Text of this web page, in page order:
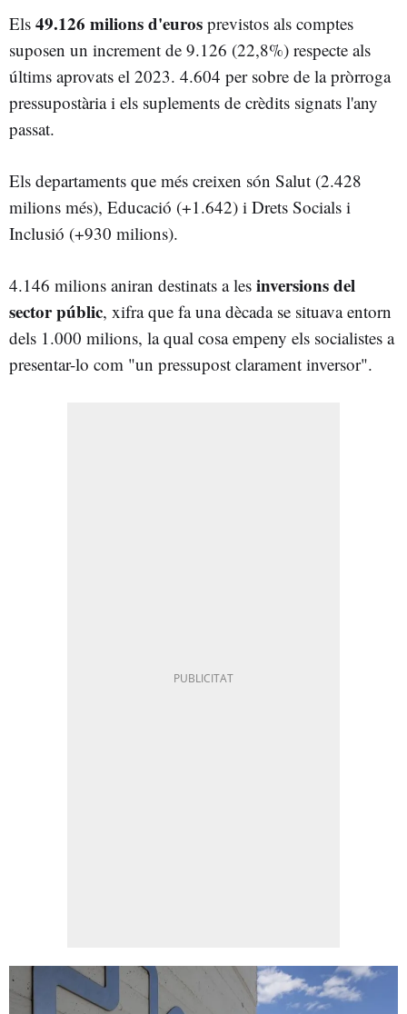
Els 49.126 milions d'euros previstos als comptes
suposen un increment de 9.126 (22,8%) respecte als
últims aprovats el 2023. 4.604 per sobre de la pròrroga
pressupostària i els suplements de crèdits signats l'any
passat.
Els departaments que més creixen són Salut (2.428
milions més), Educació (+1.642) i Drets Socials i
Inclusió (+930 milions).
4.146 milions aniran destinats a les inversions del
sector públic, xifra que fa una dècada se situava entorn
dels 1.000 milions, la qual cosa empeny els socialistes a
presentar-lo com "un pressupost clarament inversor".